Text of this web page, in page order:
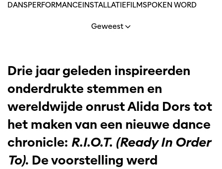
DANSPERFORMANCEINSTALLATIEFILMSPOKEN WORD
Geweest
Drie jaar geleden inspireerden
onderdrukte stemmen en
wereldwijde onrust Alida Dors tot
het maken van een nieuwe dance
chronicle: R.I.O.T. (Ready In Order
To). De voorstelling werd